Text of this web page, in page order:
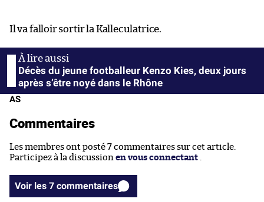
Il va falloir sortir la Kalleculatrice.
Décès du jeune footballeur Kenzo Kies, deux jours
après s’être noyé dans le Rhône
AS
Commentaires
Les membres ont posté 7 commentaires sur cet article.
Participez à la discussion en vous connectant
Voir les 7 commentaires